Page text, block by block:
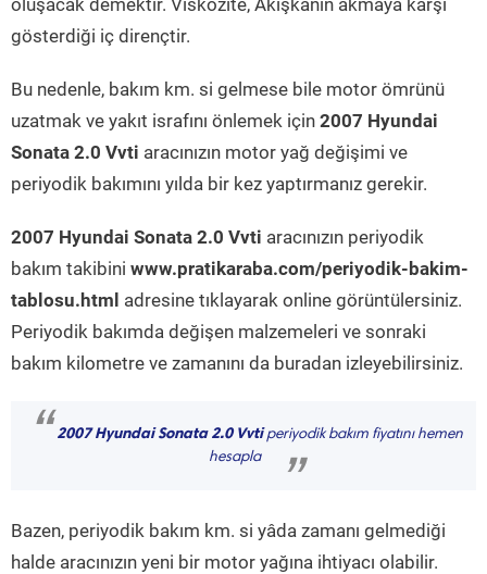
oluşacak demektir. Viskozite, Akışkanın akmaya karşı
gösterdiği iç dirençtir.
Bu nedenle, bakım km. si gelmese bile motor ömrünü
uzatmak ve yakıt israfını önlemek için 2007 Hyundai
Sonata 2.0 Vvti aracınızın motor yağ değişimi ve
periyodik bakımını yılda bir kez yaptırmanız gerekir.
2007 Hyundai Sonata 2.0 Vvti aracınızın periyodik
bakım takibini www.pratikaraba.com/periyodik-bakim-
tablosu.html adresine tıklayarak online görüntülersiniz.
Periyodik bakımda değişen malzemeleri ve sonraki
bakım kilometre ve zamanını da buradan izleyebilirsiniz.
“ 2007 Hyundai Sonata 2.0 Vvtiperiyodik bakım fiyatını hemen
hesapla
”
Bazen, periyodik bakım km. si yâda zamanı gelmediği
halde aracınızın yeni bir motor yağına ihtiyacı olabilir.